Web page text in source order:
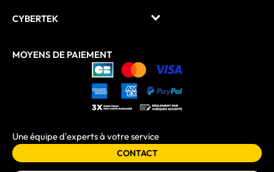
CYBERTEK
MOYENS DE PAIEMENT
Une équipe d'experts à votre service
CONTACT